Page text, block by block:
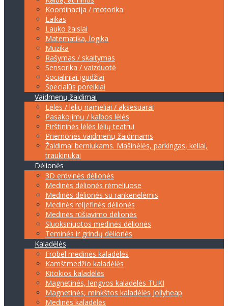
Koordinacija / motorika
Laikas
Lauko žaislai
Matematika, logika
Muzika
Rašymas / skaitymas
Sensorika / vaizduotė
Socialiniai įgūdžiai
Specialūs poreikiai
Vaidmenų žaidimai
Lėlės / lėlių nameliai / aksesuarai
Pasakojimų / kalbos lėlės
Pirštininės lėlės lėlių teatrui
Priemonės vaidmenų žaidimams
Žaidimai berniukams. Mašinėlės, parkingas, keliai,
traukinukai
Dėlionės
3D erdvinės dėlionės
Medinės dėlionės rėmeliuose
Medinės dėlionės su rankenėlėmis
Medinės reljefinės dėlionės
Medinės rūšiavimo dėlionės
Sluoksniuotos medinės dėlionės
Teminės ir grindų dėlionės
Kaladėlės
Frobel medinės kaladėlės
Kamštmedžio kaladėlės
Kitokios kaladėlės
Magnetinės, lengvos kaladėlės TUKI
Magnetinės, minkštos kaladėlės Jollyheap
Medinės kaladėlės